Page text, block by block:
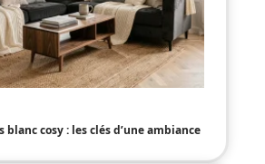
blanc cosy : les clés d’une ambiance